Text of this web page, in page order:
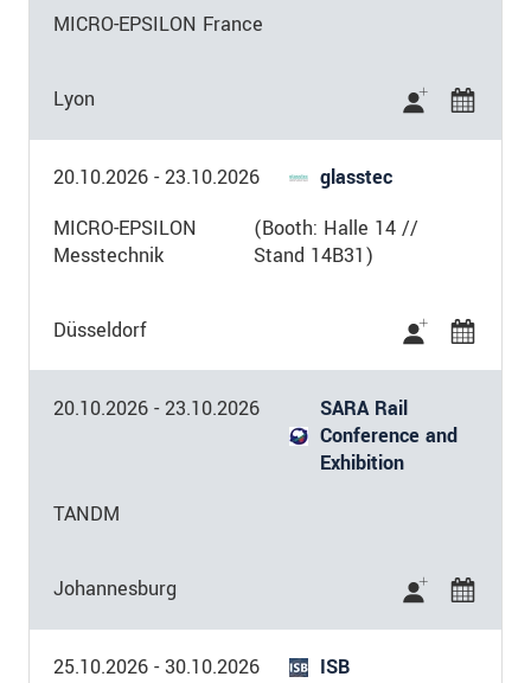
Lyon
MICRO-EPSILON France
20.10.2026 - 23.10.2026 glasstec
Düsseldorf
MICRO-EPSILON
Messtechnik
(Booth: Halle 14 //
Stand 14B31)
20.10.2026 - 23.10.2026
SARA Rail
Conference and
Exhibition
Johannesburg
TANDM
25.10.2026 - 30.10.2026 ISB